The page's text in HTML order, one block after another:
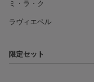
ミ・ラ・ク
ラヴィエベル
限定セット